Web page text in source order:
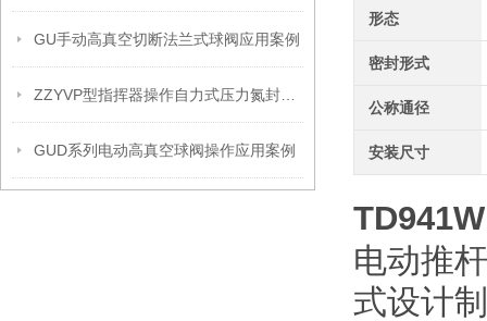
GU手动高真空切断法兰式球阀应用案例
GUD系列电动高真空球阀操作应用案例
形态
密封形式
公称通径
安装尺寸
TD941W
电动推
式设计